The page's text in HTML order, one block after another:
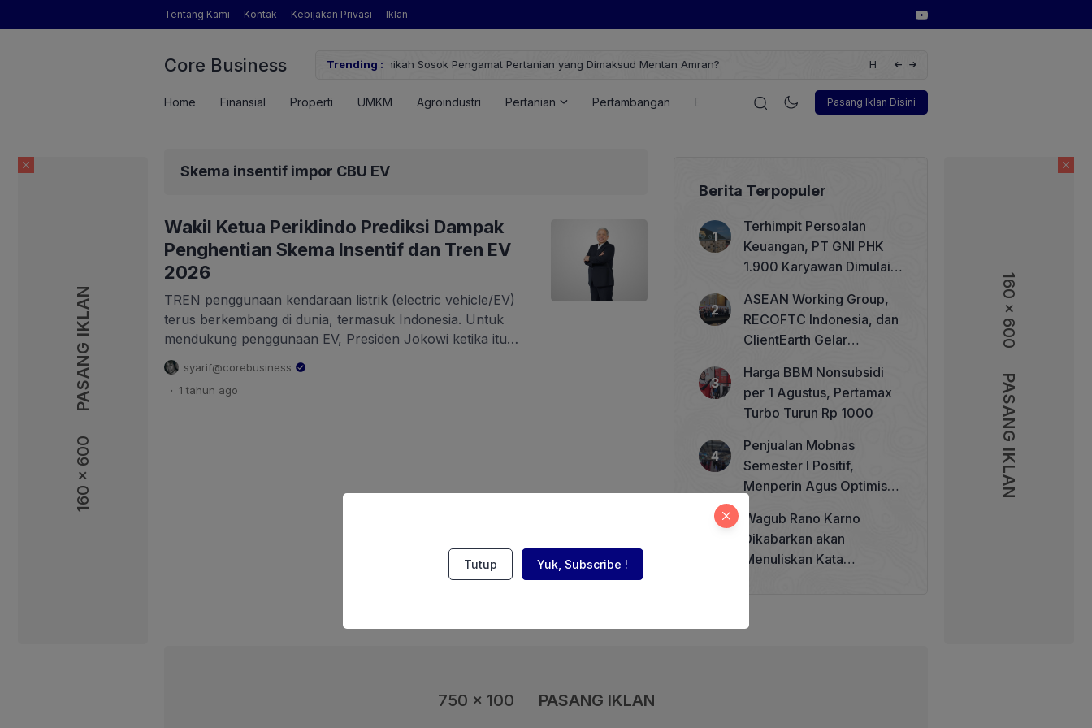
160 x 600
PASANG IKLAN 160 x 600
PASANG IKLAN
Tentang Kami Kontak Kebijakan Privasi Iklan
Core Business Trending :
Inikah Sosok Pengamat Pertanian yang Dimaksud Mentan Amran?
Huawei Digital Power Dorong Indonesia Menuju Revolusi Energi Terbarukan
Pasang Iklan Disini
Home Finansial Properti UMKM Agroindustri Pertanian Pertambangan Energi Korporasi Teknologi Otomotif
Skema insentif impor CBU EV
Wakil Ketua Periklindo Prediksi Dampak
Penghentian Skema Insentif dan Tren EV
2026
TREN penggunaan kendaraan listrik (electric vehicle/EV)
terus berkembang di dunia, termasuk Indonesia. Untuk
mendukung penggunaan EV, Presiden Jokowi ketika itu
menerbitkan Perpres Nomor 55 Tahun 2019 tentang
Percepatan Program Kendaraan Bermotor Listrik Berbasis
Baterai (Baterai Electric Vehicle) untuk Transportasi Jalan.
syarif@corebusiness
. 1 tahun ago
Berita Terpopuler
Terhimpit Persoalan
Keuangan, PT GNI PHK
1.900 Karyawan Dimulai 5
ASEAN Working Group,
RECOFTC Indonesia, dan
ClientEarth Gelar
Memperkuat Tata Kelola
Perhutanan Sosial
Harga BBM Nonsubsidi
per 1 Agustus, Pertamax
Turbo Turun Rp 1000
Penjualan Mobnas
Semester I Positif,
Menperin Agus Optimistis
Wagub Rano Karno
Dikabarkan akan
Menuliskan Kata
750 x 100 PASANG IKLAN
Tutup Yuk, Subscribe !